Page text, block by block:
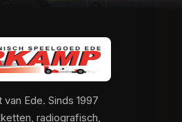
Ede. Sinds 1997
radiografisch,